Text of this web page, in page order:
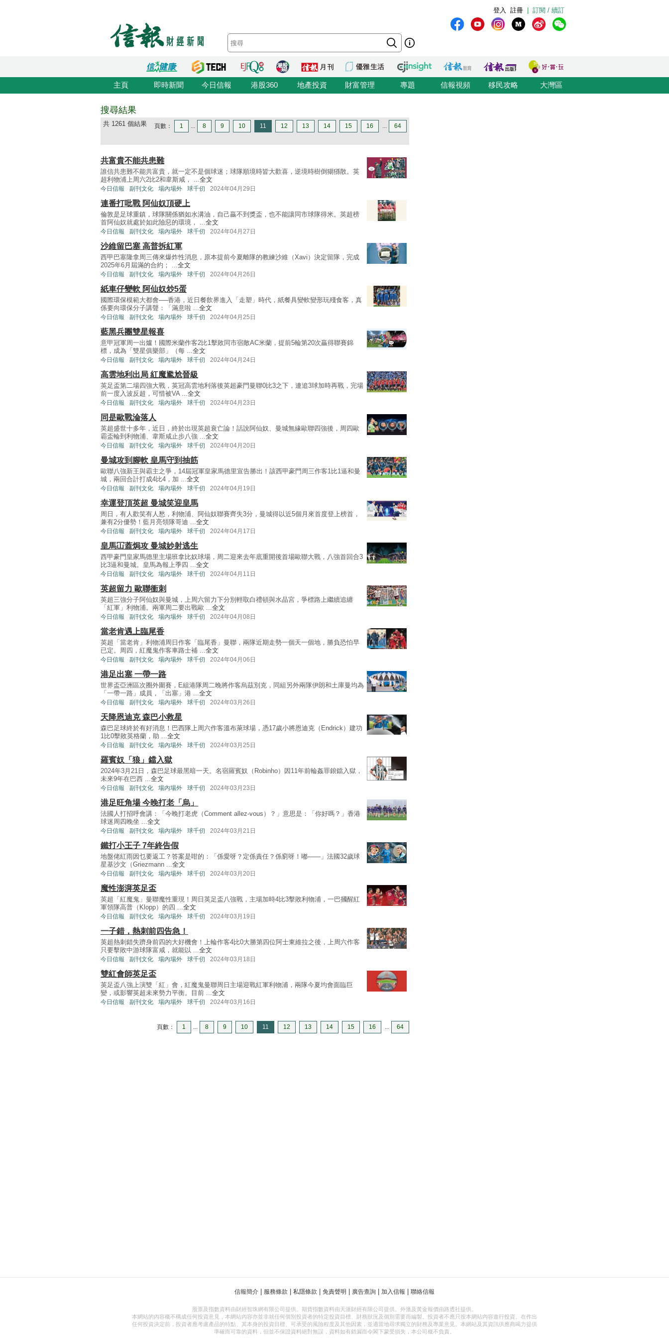
訂閱 / 續訂
註冊
登入
主頁 即時新聞 今日信報 港股360 地產投資 財富管理 專題 信報視頻 移民攻略 大灣區
搜尋結果
共 1261 個結果 頁數： 1 ... 8 9 10 11 12 13 14 15 16 ... 64
共富貴不能共患難
誰信共患難不能共富貴，就一定不是個球迷；球隊順境時皆大歡喜，逆境時樹倒猢猻散。英
超利物浦上周六2比2和韋斯咸， ...全文
今日信報 副刊文化 場內場外 球千仞 2024年04月29日
連番打吡戰 阿仙奴頂硬上
倫敦是足球重鎮，球隊關係猶如水溝油，自己贏不到獎盃，也不能讓同市球隊得米。英超榜
首阿仙奴就處於如此險惡的環境， ...全文
今日信報 副刊文化 場內場外 球千仞 2024年04月27日
沙維留巴塞 高普拆紅軍
西甲巴塞隆拿周三傳來爆炸性消息，原本提前今夏離隊的教練沙維（Xavi）決定留隊，完成
2025年6月屆滿的合約； ...全文
今日信報 副刊文化 場內場外 球千仞 2024年04月26日
紙車仔變軟 阿仙奴炒5蛋
國際環保模範大都會──香港，近日餐飲界進入「走塑」時代，紙餐具變軟變形玩殘食客，真
係要向環保分子講聲：「滿意啦 ...全文
今日信報 副刊文化 場內場外 球千仞 2024年04月25日
藍黑兵團雙星報喜
意甲冠軍周一出爐！國際米蘭作客2比1擊敗同市宿敵AC米蘭，提前5輪第20次贏得聯賽錦
標，成為「雙星俱樂部」（每 ...全文
今日信報 副刊文化 場內場外 球千仞 2024年04月24日
高雲地利出局 紅魔尷尬晉級
英足盃第二場四強大戰，英冠高雲地利落後英超豪門曼聯0比3之下，連追3球加時再戰，完場
前一度入波反超，可惜被VA ...全文
今日信報 副刊文化 場內場外 球千仞 2024年04月23日
同是歐戰淪落人
英超盛世十多年，近日，終於出現英超衰亡論！話說阿仙奴、曼城無緣歐聯四強後，周四歐
霸盃輪到利物浦、韋斯咸止步八強 ...全文
今日信報 副刊文化 場內場外 球千仞 2024年04月20日
曼城攻到腳軟 皇馬守到抽筋
歐聯八強新王與霸主之爭，14屆冠軍皇家馬德里宣告勝出！該西甲豪門周三作客1比1逼和曼
城，兩回合計打成4比4，加 ...全文
今日信報 副刊文化 場內場外 球千仞 2024年04月19日
幸運登頂英超 曼城笑迎皇馬
周日，有人歡笑有人愁，利物浦、阿仙奴聯賽齊失3分，曼城得以近5個月來首度登上榜首，
兼有2分優勢！藍月亮領隊哥迪 ...全文
今日信報 副刊文化 場內場外 球千仞 2024年04月17日
皇馬冚蓋焗攻 曼城妙射逃生
西甲豪門皇家馬德里主場班拿比奴球場，周二迎來去年底重開後首場歐聯大戰，八強首回合3
比3逼和曼城。皇馬為報上季四 ...全文
今日信報 副刊文化 場內場外 球千仞 2024年04月11日
英超留力 歐聯衝刺
英超三強分子阿仙奴與曼城，上周六留力下分別輕取白禮頓與水晶宮，爭標路上繼續追纏
「紅軍」利物浦。兩軍周二要出戰歐 ...全文
今日信報 副刊文化 場內場外 球千仞 2024年04月08日
當老肯遇上臨尾香
英超「當老肯」利物浦周日作客「臨尾香」曼聯，兩隊近期走勢一個天一個地，勝負恐怕早
已定。周四，紅魔鬼作客車路士補 ...全文
今日信報 副刊文化 場內場外 球千仞 2024年04月06日
港足出塞 一帶一路
世界盃亞洲區次圈外圍賽，E組港隊周二晚將作客烏茲別克，同組另外兩隊伊朗和土庫曼均為
「一帶一路」成員，「出塞」港 ...全文
今日信報 副刊文化 場內場外 球千仞 2024年03月26日
天降恩迪克 森巴小救星
森巴足球終於有好消息！巴西隊上周六作客溫布萊球場，憑17歲小將恩迪克（Endrick）建功
1比0擊敗英格蘭，助 ...全文
今日信報 副刊文化 場內場外 球千仞 2024年03月25日
羅賓奴「狼」鐺入獄
2024年3月21日，森巴足球最黑暗一天。名宿羅賓奴（Robinho）因11年前輪姦罪鋃鐺入獄，
未來9年在巴西 ...全文
今日信報 副刊文化 場內場外 球千仞 2024年03月23日
港足旺角場 今晚打老「烏」
法國人打招呼會講：「今晚打老虎（Comment allez-vous）？」意思是：「你好嗎？」香港
球迷周四晚坐 ...全文
今日信報 副刊文化 場內場外 球千仞 2024年03月21日
鐵打小王子 7年終告假
地盤佬紅雨因乜要返工？答案是咁的：「係愛呀？定係責任？係窮呀！嘟——」法國32歲球
星基沙文（Griezmann ...全文
今日信報 副刊文化 場內場外 球千仞 2024年03月20日
魔性澎湃英足盃
英超「紅魔鬼」曼聯魔性重現！周日英足盃八強戰，主場加時4比3擊敗利物浦，一巴摑醒紅
軍領隊高普（Klopp）的四 ...全文
今日信報 副刊文化 場內場外 球千仞 2024年03月19日
一子錯，熱刺前四告急！
英超熱刺錯失躋身前四的大好機會！上輪作客4比0大勝第四位阿士東維拉之後，上周六作客
只要擊敗中游球隊富咸，就能以 ...全文
今日信報 副刊文化 場內場外 球千仞 2024年03月18日
雙紅會師英足盃
英足盃八強上演雙「紅」會，紅魔鬼曼聯周日主場迎戰紅軍利物浦，兩隊今夏均會面臨巨
變，或影響英超未來勢力平衡。目前 ...全文
今日信報 副刊文化 場內場外 球千仞 2024年03月16日
頁數： 1 ... 8 9 10 11 12 13 14 15 16 ... 64
信報簡介 服務條款 私隱條款 免責聲明 廣告查詢 加入信報 聯絡信報
股票及指數資料由財經智珠網有限公司提供。期貨指數資料由天滙財經有限公司提供。外滙及黃金報價由路透社提供。
本網站的內容概不構成任何投資意見，本網站內容亦並非就任何個別投資者的特定投資目標、財務狀況及個別需要而編製。投資者不應只按本網站內容進行投資。在作出
任何投資決定前，投資者應考慮產品的特點、其本身的投資目標、可承受的風險程度及其他因素，並適當地尋求獨立的財務及專業意見。本網站及其資訊供應商竭力提供
準確而可靠的資料，但並不保證資料絕對無誤，資料如有錯漏而令閣下蒙受損失，本公司概不負責。